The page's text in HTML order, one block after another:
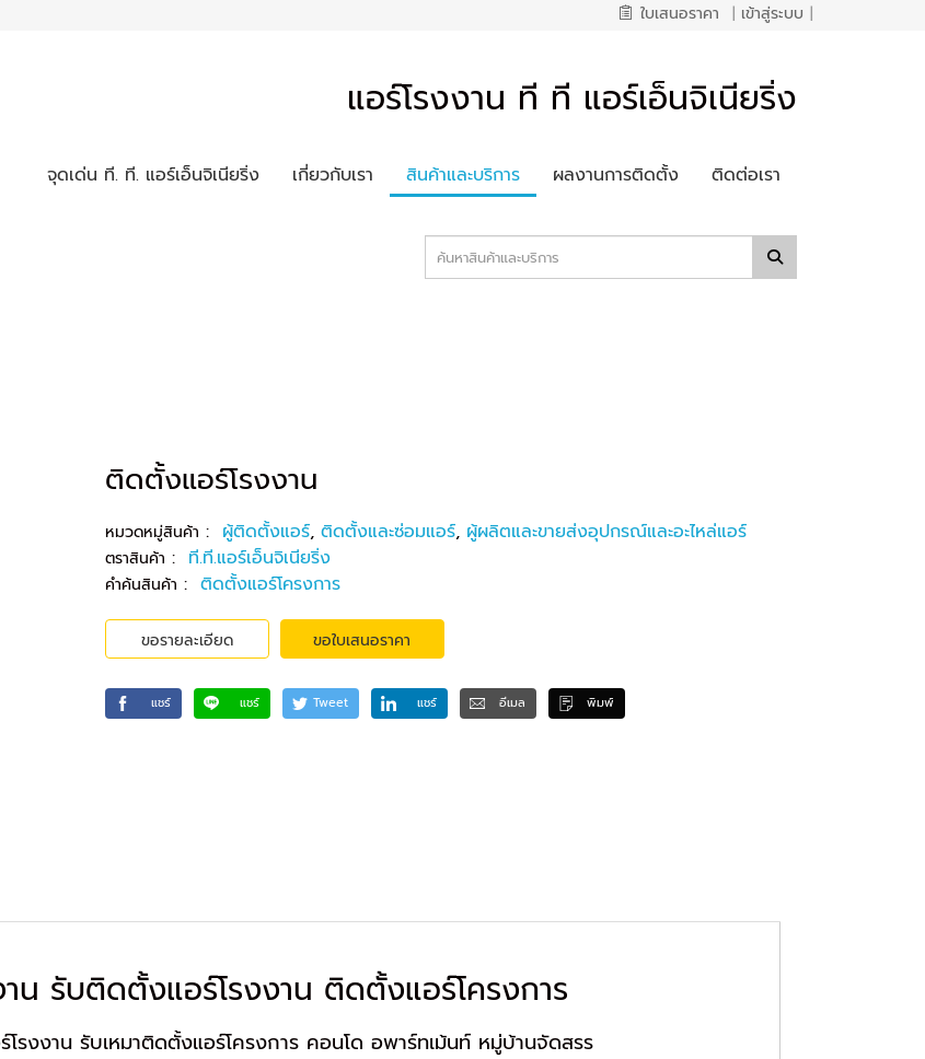
ใบเสนอราคา | เข้าสู่ระบบ |
แอร์โรงงาน ที ที แอร์เอ็นจิเนียริ่ง
จุดเด่น ที. ที. แอร์เอ็นจิเนียริ่ง เกี่ยวกับเรา สินค้าและบริการ ผลงานการติดตั้ง ติดต่อเรา
ติดตั้งแอร์โรงงาน
หมวดหมู่สินค้า : ผู้ติดตั้งแอร์, ติดตั้งและซ่อมแอร์, ผู้ผลิตและขายส่งอุปกรณ์และอะไหล่แอร์
ตราสินค้า : ที.ที.แอร์เอ็นจิเนียริ่ง
คำค้นสินค้า : ติดตั้งแอร์โครงการ
ขอรายละเอียด ขอใบเสนอราคา
แชร์ แชร์ Tweet แชร์ อีเมล พิมพ์
น รับติดตั้งแอร์โรงงาน ติดตั้งแอร์โครงการ
โรงงาน รับเหมาติดตั้งแอร์โครงการ คอนโด อพาร์ทเม้นท์ หมู่บ้านจัดสรร